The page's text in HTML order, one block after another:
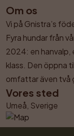
Om os
Vi på Gnistra’s
Fyra hundar från
2024: en hanvalp,
klass. Den öppna
omfattar även två
Vores sted
Umeå, Sverige